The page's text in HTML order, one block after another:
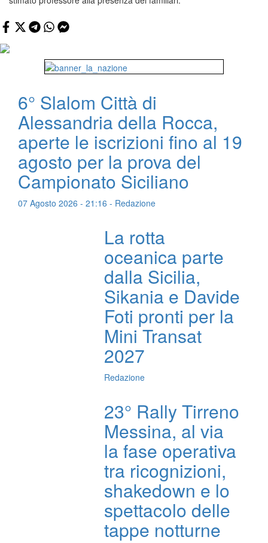
6° Slalom Città di
Alessandria della Rocca,
aperte le iscrizioni fino al 19
agosto per la prova del
Campionato Siciliano
07 Agosto 2026 - 21:16 - Redazione
La rotta
oceanica parte
dalla Sicilia,
Sikania e Davide
Foti pronti per la
Mini Transat
2027
Redazione
23° Rally Tirreno
Messina, al via
la fase operativa
tra ricognizioni,
shakedown e lo
spettacolo delle
tappe notturne